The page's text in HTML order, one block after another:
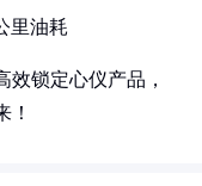
里油耗
效锁定心仪产品，
！